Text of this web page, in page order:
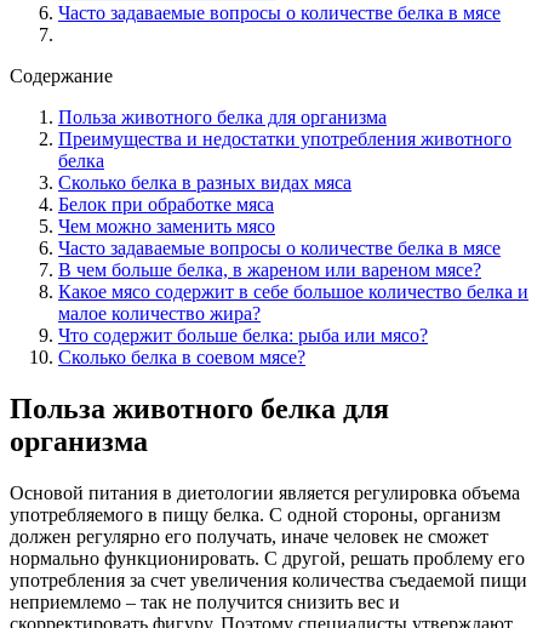
Часто задаваемые вопросы о количестве белка в мясе
Содержание
Польза животного белка для организма
Преимущества и недостатки употребления животного
белка
Сколько белка в разных видах мяса
Белок при обработке мяса
Чем можно заменить мясо
Часто задаваемые вопросы о количестве белка в мясе
В чем больше белка, в жареном или вареном мясе?
Какое мясо содержит в себе большое количество белка и
малое количество жира?
Что содержит больше белка: рыба или мясо?
Сколько белка в соевом мясе?
Польза животного белка для
организма
Основой питания в диетологии является регулировка объема
употребляемого в пищу белка. С одной стороны, организм
должен регулярно его получать, иначе человек не сможет
нормально функционировать. С другой, решать проблему его
употребления за счет увеличения количества съедаемой пищи
неприемлемо – так не получится снизить вес и
скорректировать фигуру. Поэтому специалисты утверждают,